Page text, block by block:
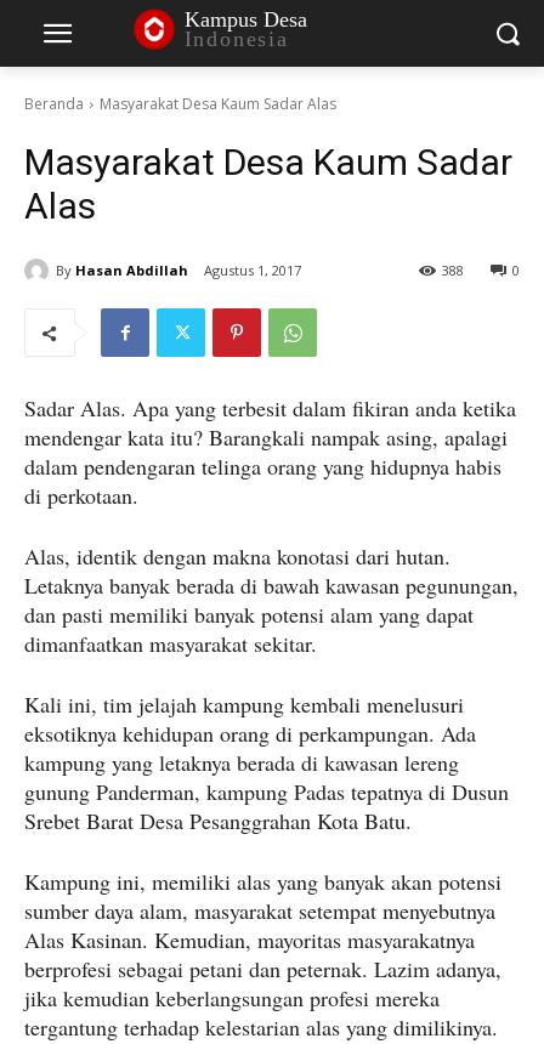
Kampus Desa
Indonesia
Beranda Masyarakat Desa Kaum Sadar Alas
Masyarakat Desa Kaum Sadar
Alas
By Hasan Abdillah Agustus 1, 2017 0
388
Sadar Alas. Apa yang terbesit dalam fikiran anda ketika
mendengar kata itu? Barangkali nampak asing, apalagi
dalam pendengaran telinga orang yang hidupnya habis
di perkotaan.
Alas, identik dengan makna konotasi dari hutan.
Letaknya banyak berada di bawah kawasan pegunungan,
dan pasti memiliki banyak potensi alam yang dapat
dimanfaatkan masyarakat sekitar.
Kali ini, tim jelajah kampung kembali menelusuri
eksotiknya kehidupan orang di perkampungan. Ada
kampung yang letaknya berada di kawasan lereng
gunung Panderman, kampung Padas tepatnya di Dusun
Srebet Barat Desa Pesanggrahan Kota Batu.
Kampung ini, memiliki alas yang banyak akan potensi
sumber daya alam, masyarakat setempat menyebutnya
Alas Kasinan. Kemudian, mayoritas masyarakatnya
berprofesi sebagai petani dan peternak. Lazim adanya,
jika kemudian keberlangsungan profesi mereka
tergantung terhadap kelestarian alas yang dimilikinya.